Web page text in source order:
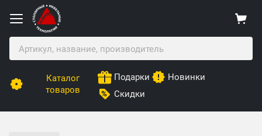
Каталог
товаров
Подарки
Новинки
Скидки